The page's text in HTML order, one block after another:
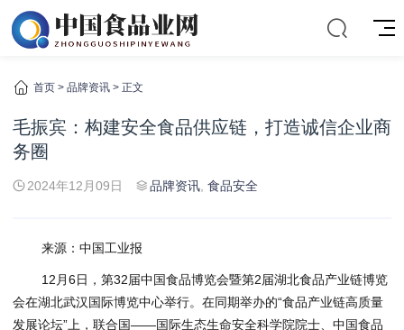
首页 > 品牌资讯 > 正文
毛振宾：构建安全食品供应链，打造诚信企业商
务圈
2024年12月09日 品牌资讯 食品安全
来源：中国工业报
12月6日，第32届中国食品博览会暨第2届湖北食品产业链博览
会在湖北武汉国际博览中心举行。在同期举办的“食品产业链高质量
发展论坛”上，联合国——国际生态生命安全科学院院士、中国食品